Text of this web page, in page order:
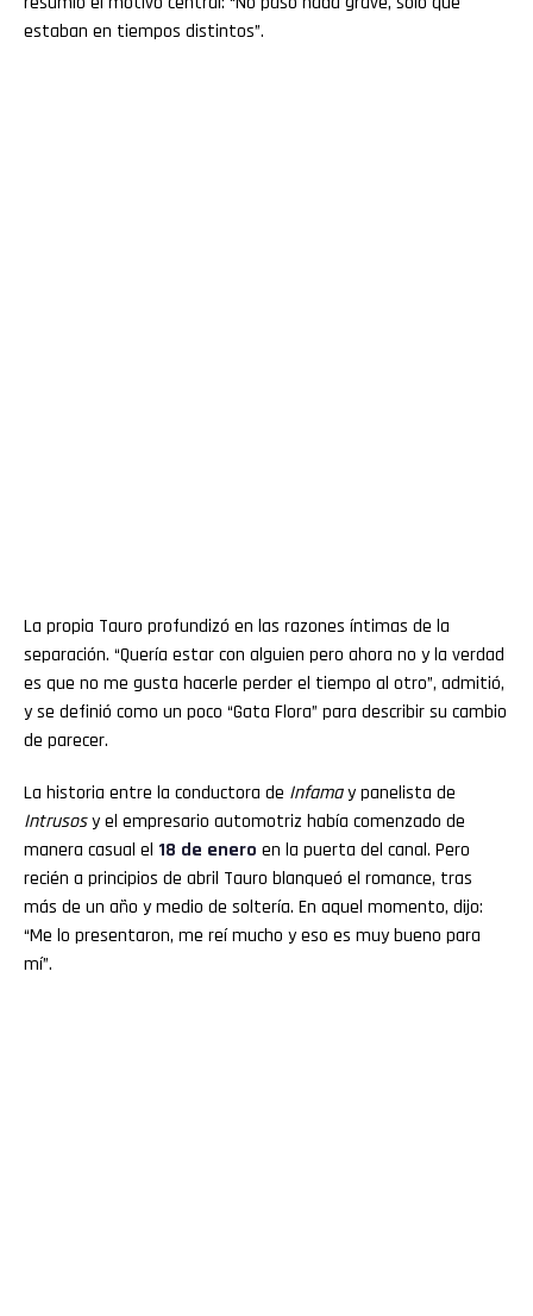
estaban en tiempos distintos”.
La propia Tauro profundizó en las razones íntimas de la
separación. “Quería estar con alguien pero ahora no y la verdad
es que no me gusta hacerle perder el tiempo al otro”, admitió,
y se definió como un poco “Gata Flora” para describir su cambio
de parecer.
La historia entre la conductora de Infamay panelista de
Intrusosy el empresario automotriz había comenzado de
manera casual el 18 de enero en la puerta del canal. Pero
recién a principios de abril Tauro blanqueó el romance, tras
más de un año y medio de soltería. En aquel momento, dijo:
“Me lo presentaron, me reí mucho y eso es muy bueno para
mí”.